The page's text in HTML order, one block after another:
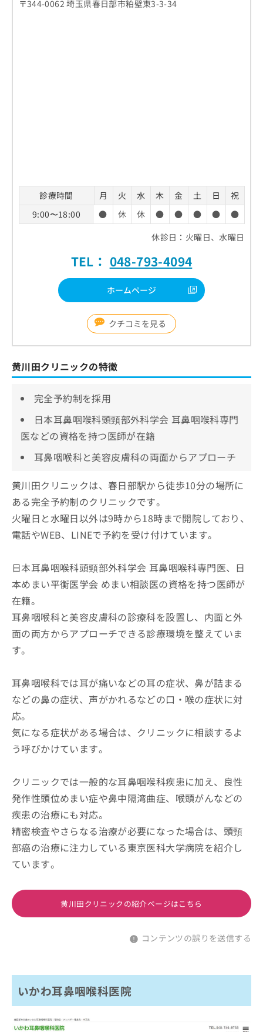
〒344-0062 埼玉県春日部市粕壁東3-3-34
診療時間 月 火 水 木 金 土 日
祝
9:00〜18:00
● 休 休 ● ● ● ●
●
休診日：火曜日、水曜日
TEL： 048-793-4094
ホームページ
クチコミを見る
黄川田クリニックの特徴
完全予約制を採用
日本耳鼻咽喉科頭頸部外科学会 耳鼻咽喉科専門
医などの資格を持つ医師が在籍
耳鼻咽喉科と美容皮膚科の両面からアプローチ
黄川田クリニックは、春日部駅から徒歩10分の場所に
ある完全予約制のクリニックです。
火曜日と水曜日以外は9時から18時まで開院しており、
電話やWEB、LINEで予約を受け付けています。
日本耳鼻咽喉科頭頸部外科学会 耳鼻咽喉科専門医、日
本めまい平衡医学会 めまい相談医の資格を持つ医師が
在籍。
耳鼻咽喉科と美容皮膚科の診療科を設置し、内面と外
面の両方からアプローチできる診療環境を整えていま
す。
耳鼻咽喉科では耳が痛いなどの耳の症状、鼻が詰まる
などの鼻の症状、声がかれるなどの口・喉の症状に対
応。
気になる症状がある場合は、クリニックに相談するよ
う呼びかけています。
クリニックでは一般的な耳鼻咽喉科疾患に加え、良性
発作性頭位めまい症や鼻中隔湾曲症、喉頭がんなどの
疾患の治療にも対応。
精密検査やさらなる治療が必要になった場合は、頭頸
部癌の治療に注力している東京医科大学病院を紹介し
ています。
黄川田クリニックの紹介ページはこちら
コンテンツの誤りを送信する
いかわ耳鼻咽喉科医院